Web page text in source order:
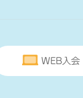
WEB入会